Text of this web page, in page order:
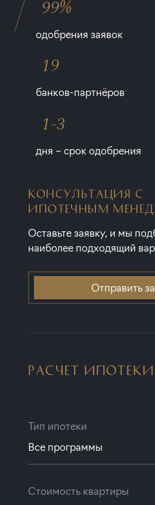
99%
одобрения заявок
19
банков-партнёров
1-3
дня – срок одобрения
КОНСУЛЬТАЦИЯ С
ИПОТЕЧНЫМ
Оставьте заявку, и мы
наиболее подходящий
Отправить
РАСЧЕТ ИПОТЕКИ
Тип ипотеки
Все программы
Стоимость квартиры